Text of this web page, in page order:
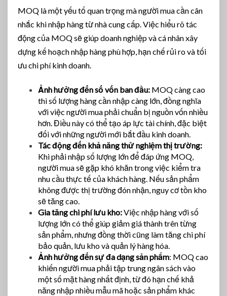
MOQ là một yếu tố quan trọng mà người mua cần cân
nhắc khi nhập hàng từ nhà cung cấp. Việc hiểu rõ tác
động của MOQ sẽ giúp doanh nghiệp và cá nhân xây
dựng kế hoạch nhập hàng phù hợp, hạn chế rủi ro và tối
ưu chi phí kinh doanh.
Ảnh hưởng đến số vốn ban đầu: MOQ càng cao
thì số lượng hàng cần nhập càng lớn, đồng nghĩa
với việc người mua phải chuẩn bị nguồn vốn nhiều
hơn. Điều này có thể tạo áp lực tài chính, đặc biệt
đối với những người mới bắt đầu kinh doanh.
Tác động đến khả năng thử nghiệm thị trường:
Khi phải nhập số lượng lớn để đáp ứng MOQ,
người mua sẽ gặp khó khăn trong việc kiểm tra
nhu cầu thực tế của khách hàng. Nếu sản phẩm
không được thị trường đón nhận, nguy cơ tồn kho
sẽ tăng cao.
Gia tăng chi phí lưu kho:Việc nhập hàng với số
lượng lớn có thể giúp giảm giá thành trên từng
sản phẩm, nhưng đồng thời cũng làm tăng chi phí
bảo quản, lưu kho và quản lý hàng hóa.
Ảnh hưởng đến sự đa dạng sản phẩm: MOQ cao
khiến người mua phải tập trung ngân sách vào
một số mặt hàng nhất định, từ đó hạn chế khả
năng nhập nhiều mẫu mã hoặc sản phẩm khác